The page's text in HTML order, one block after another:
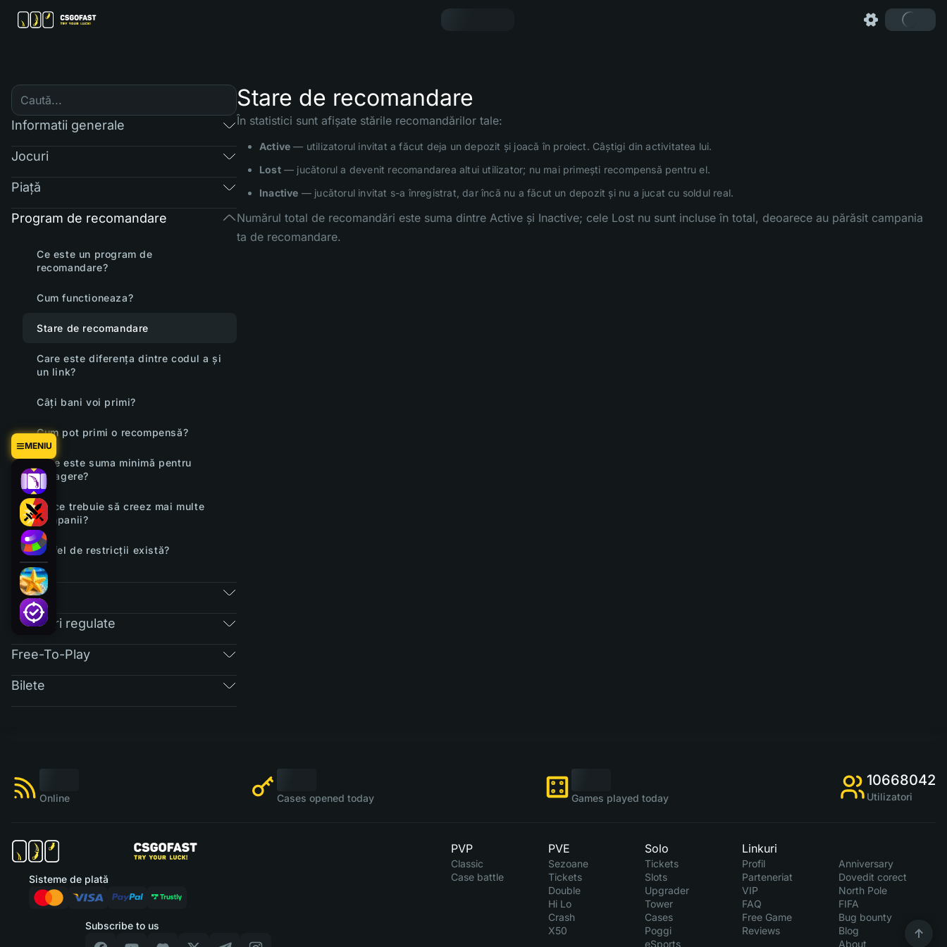
MENIU
Informatii generale
Jocuri
Piaţă
Program de recomandare
Ce este un program de
recomandare?
Cum functioneaza?
Stare de recomandare
Care este diferența dintre codul a și
un link?
Câți bani voi primi?
Cum pot primi o recompensă?
Care este suma minimă pentru
retragere?
De ce trebuie să creez mai multe
campanii?
Ce fel de restricții există?
RAIN
Întrebări regulate
Free-To-Play
Bilete
Stare de recomandare
În statistici sunt afișate stările recomandărilor tale:
Active — utilizatorul invitat a făcut deja un depozit și joacă în proiect. Câștigi din activitatea lui.
Lost— jucătorul a devenit recomandarea altui utilizator; nu mai primești recompensă pentru el.
Inactive — jucătorul invitat s-a înregistrat, dar încă nu a făcut un depozit și nu a jucat cu soldul real.
Numărul total de recomandări este suma dintre Active și Inactive; cele Lost nu sunt incluse în total, deoarece au părăsit campania
ta de recomandare.
Online Cases opened today Games played today
10668042
Utilizatori
Subscribe to us
Sisteme de plată
PVP
Classic
Case battle
PVE
Sezoane
Tickets
Double
Hi Lo
Crash
X50
Solo
Tickets
Slots
Upgrader
Tower
Cases
Poggi
eSports
Linkuri
Profil
Parteneriat
VIP
FAQ
Free Game
Reviews
Anniversary
Dovedit corect
North Pole
FIFA
Bug bounty
Blog
About